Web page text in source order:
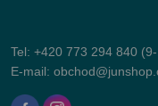
Tel: +420 773 294 840
E-mail: